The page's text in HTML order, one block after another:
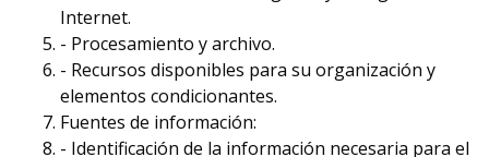
Internet.
- Procesamiento y archivo.
- Recursos disponibles para su organización y
elementos condicionantes.
Fuentes de información:
- Identificación de la información necesaria para el